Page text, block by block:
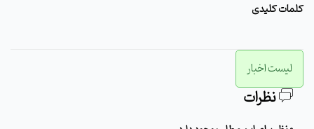
کلمات کلیدی
لیست اخبار
نظرات